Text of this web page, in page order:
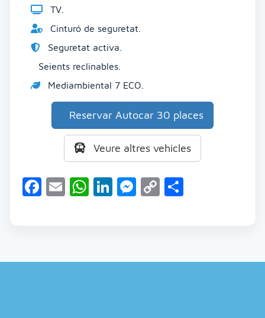
TV.
Cinturó de seguretat.
Seguretat activa.
Seients reclinables.
Mediambiental 7 ECO.
Reservar Autocar 30 places
Veure altres vehicles
Facebook
EmailWhatsApp
LinkedIn
Messenger
Copy